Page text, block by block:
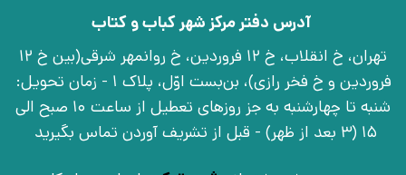
آدرس دفتر مرکز شهر کباب و کتاب
تهران، خ انقلاب، خ 12 فروردین، خ روانمهر شرقی(بین خ 12
فروردین و خ فخر رازی)، بن‌بست اوّل، پلاک 1 - زمان تحویل:
شنبه تا چهارشنبه به جز روزهای تعطیل از ساعت 10 صبح الی
15 (3 بعد از ظهر) - قبل از تشریف آوردن تماس بگیرید